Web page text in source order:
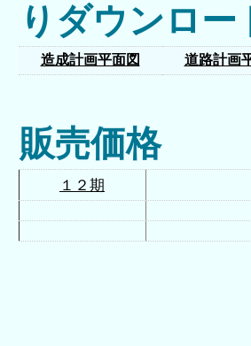
りダウンロ
造成計画平面図 道路計画
販売価格
１２期